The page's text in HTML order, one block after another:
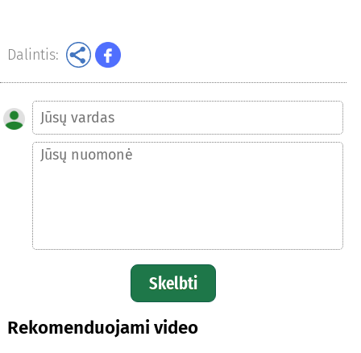
Dalintis:
Skelbti
Rekomenduojami video